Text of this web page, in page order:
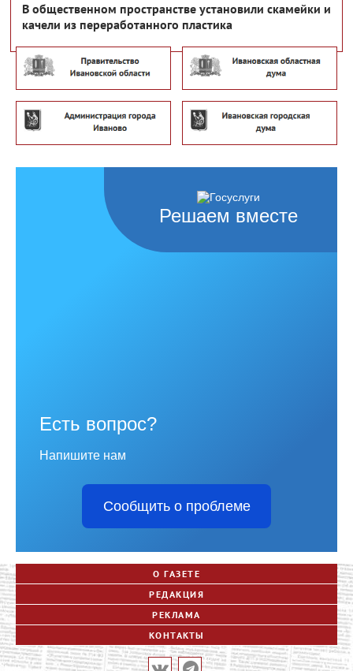
В общественном пространстве установили скамейки и
качели из переработанного пластика
Решаем вместе
Есть вопрос?
Напишите нам
Сообщить о проблеме
О ГАЗЕТЕ
РЕДАКЦИЯ
РЕКЛАМА
КОНТАКТЫ